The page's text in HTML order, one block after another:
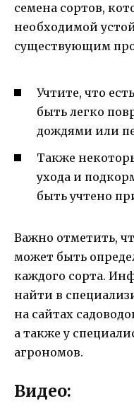
семена сортов,
необходимой
существующим
Учтите, что
быть легко
дождями или
Также
ухода и
быть учтено
Важно отметить,
может быть
каждого сорта.
найти в
на сайтах
а также у
агрономов.
Видео: